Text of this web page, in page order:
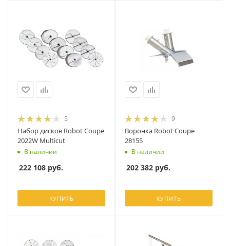
5
Набор дисков Robot Coupe
2022W Multicut
В наличии
222 108 руб.
КУПИТЬ
9
Воронка Robot Coupe
28155
В наличии
202 382 руб.
КУПИТЬ